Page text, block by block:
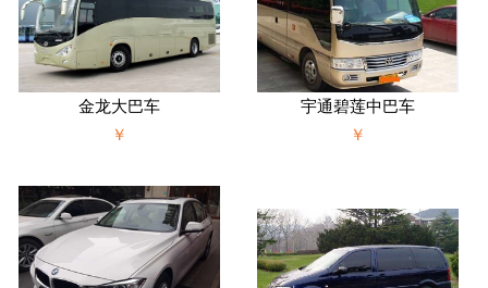
金龙大巴车
￥
宇通碧莲中巴车
￥